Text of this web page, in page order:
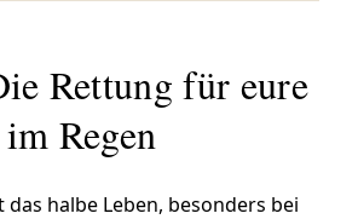
Rettung für eure
Regen
halbe Leben, besonders bei